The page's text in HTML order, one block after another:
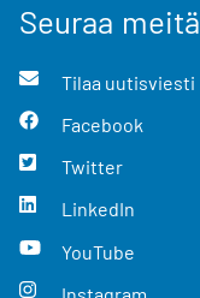
Seuraa meitä
Tilaa uutisviesti
Facebook
Twitter
LinkedIn
YouTube